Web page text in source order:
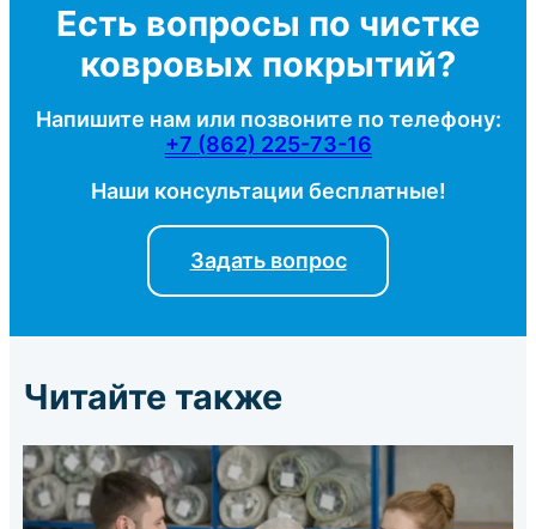
Есть вопросы по чистке
ковровых покрытий?
Напишите нам или позвоните по телефону:
+7 (862) 225-73-16
Наши консультации бесплатные!
Задать вопрос
Читайте также